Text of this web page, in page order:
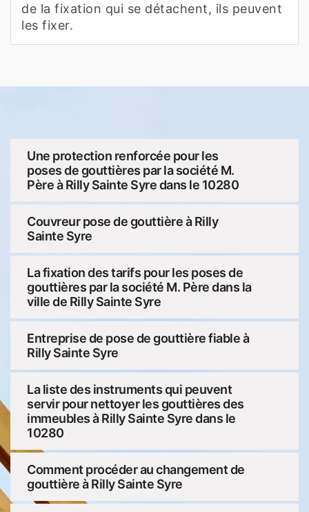
de la fixation qui se détachent, ils peuvent
les fixer.
Une protection renforcée pour les
poses de gouttières par la société M.
Père à Rilly Sainte Syre dans le 10280
Couvreur pose de gouttière à Rilly
Sainte Syre
La fixation des tarifs pour les poses de
gouttières par la société M. Père dans la
ville de Rilly Sainte Syre
Entreprise de pose de gouttière fiable à
Rilly Sainte Syre
La liste des instruments qui peuvent
servir pour nettoyer les gouttières des
immeubles à Rilly Sainte Syre dans le
10280
Comment procéder au changement de
gouttière à Rilly Sainte Syre